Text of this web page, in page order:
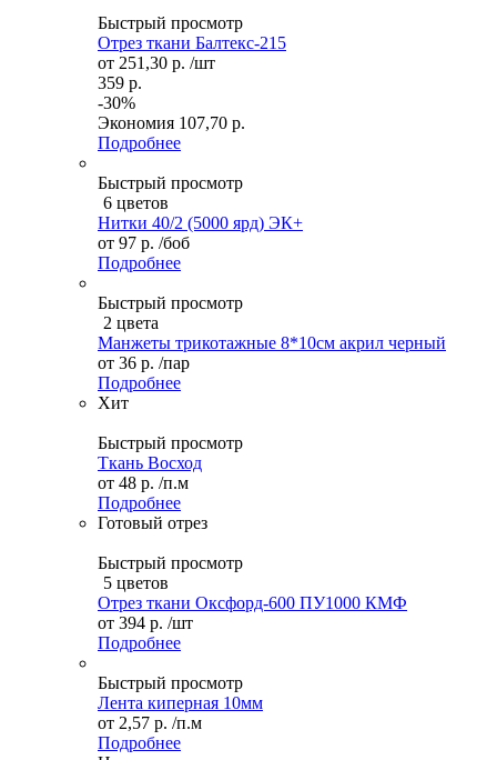
Быстрый просмотр
Отрез ткани Балтекс-215
от 251,30 р. /шт
359 р.
-30%
Экономия 107,70 р.
Подробнее
Быстрый просмотр
6 цветов
Нитки 40/2 (5000 ярд) ЭК+
от 97 р. /боб
Подробнее
Быстрый просмотр
2 цвета
Манжеты трикотажные 8*10см акрил черный
от 36 р. /пар
Подробнее
Хит
Быстрый просмотр
Ткань Восход
от 48 р. /п.м
Подробнее
Готовый отрез
Быстрый просмотр
5 цветов
Отрез ткани Оксфорд-600 ПУ1000 КМФ
от 394 р. /шт
Подробнее
Быстрый просмотр
Лента киперная 10мм
от 2,57 р. /п.м
Подробнее